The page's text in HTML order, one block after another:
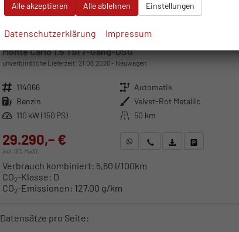
Skoda Scala
Monte Carlo 1.5 TSI 7-Gang-DSG
unverbindliche Lieferzeit: 21.08.2026 Neuwagen
Fahrzeugnr. 114066 Getriebe Automatik
Kraftstoff Benzin Außenfarbe Velvet-Rot Metallic
Leistung 110 kW (150 PS) Kilometerstand 50 km
29.290,– €
incl. 19% MwSt.
WhatsApp anfragen
Wir rufen Sie anFahrzeugexposé (PDF)
Verbrauch kombiniert: 5,60 l/100km
CO2-Klasse: D
CO2-Emissionen: 127,00 g/km
Datensätze pro Seite:
Alle akzeptieren Alle ablehnen Einstellungen
Datenschutzerklärung Impressum